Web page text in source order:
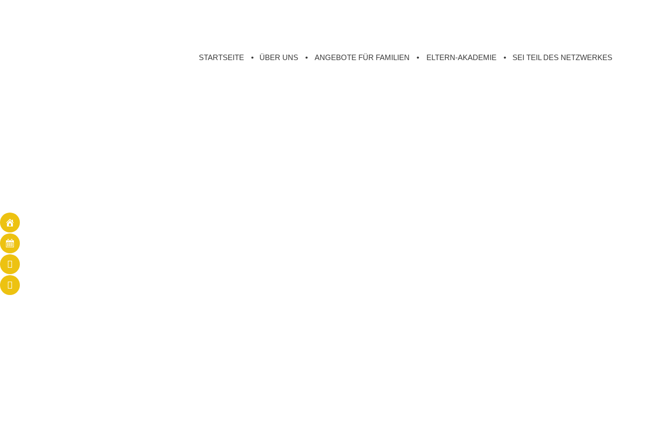
STARTSEITE ÜBER UNS ANGEBOTE FÜR FAMILIEN ELTERN-AKADEMIE SEI TEIL DES NETZWERKES